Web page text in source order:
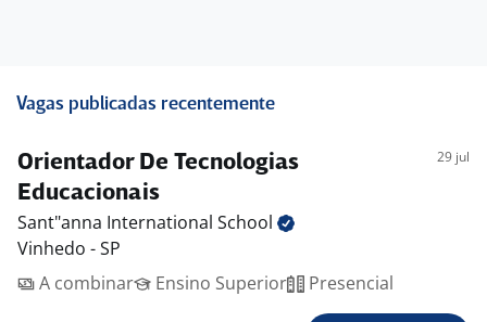
Vagas publicadas recentemente
Orientador De Tecnologias
Educacionais
29 jul
Sant"anna International School
Vinhedo - SP
A combinar
Ensino Superior Presencial